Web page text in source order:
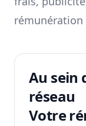
Au sein
réseau
Votre